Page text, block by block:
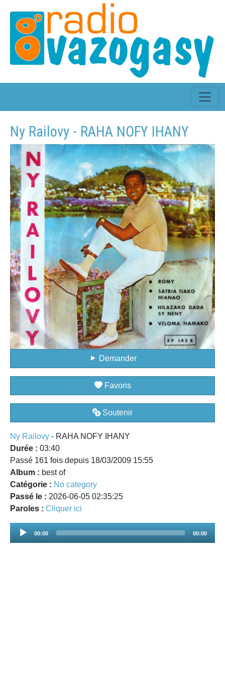
Ny Railovy - RAHA NOFY IHANY
Demander
Favoris
Soutenir
Ny Railovy - RAHA NOFY IHANY
Durée : 03:40
Passé 161 fois depuis 18/03/2009 15:55
Album : best of
Catégorie : No category
Passé le : 2026-06-05 02:35:25
Paroles : Cliquer ici
Audio
00:00 00:00